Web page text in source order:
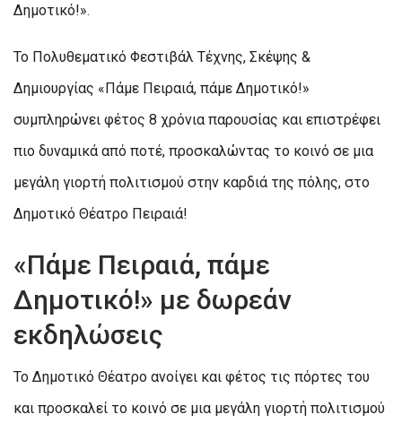
Δημοτικό!».
Το Πολυθεματικό Φεστιβάλ Τέχνης, Σκέψης &
Δημιουργίας «Πάμε Πειραιά, πάμε Δημοτικό!»
συμπληρώνει φέτος 8 χρόνια παρουσίας και επιστρέφει
πιο δυναμικά από ποτέ, προσκαλώντας το κοινό σε μια
μεγάλη γιορτή πολιτισμού στην καρδιά της πόλης, στο
Δημοτικό Θέατρο Πειραιά!
«Πάμε Πειραιά, πάμε
Δημοτικό!» με δωρεάν
εκδηλώσεις
Το Δημοτικό Θέατρο ανοίγει και φέτος τις πόρτες του
και προσκαλεί το κοινό σε μια μεγάλη γιορτή πολιτισμού